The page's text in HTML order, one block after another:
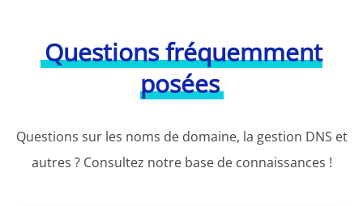
Questions fréquemment
posées
Questions sur les noms de domaine, la gestion DNS et
autres ? Consultez notre base de connaissances !